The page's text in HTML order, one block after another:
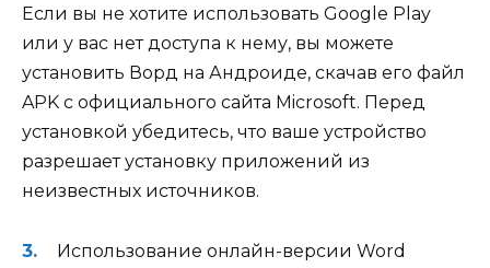
Если вы не хотите использовать Google Play
или у вас нет доступа к нему, вы можете
установить Ворд на Андроиде, скачав его файл
APK с официального сайта Microsoft. Перед
установкой убедитесь, что ваше устройство
разрешает установку приложений из
неизвестных источников.
Использование онлайн-версии Word